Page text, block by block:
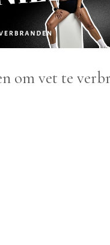
om vet te